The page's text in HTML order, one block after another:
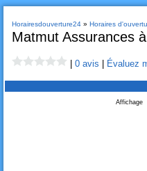
Horairesdouverture24» Horaires
Matmut Assurances
0 avis Évaluez
Affichage